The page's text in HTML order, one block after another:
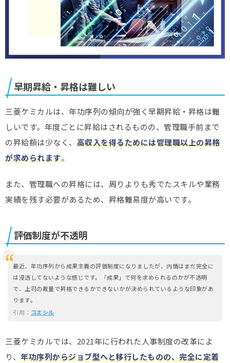
早期昇給・昇格は難しい
三菱ケミカルは、年功序列の傾向が強く早期昇給・昇格は難
しいです。年度ごとに昇給はされるものの、管理職手前まで
の昇給額は少なく、 高収入を得るためには管理職以上の昇格
が求められます。
また、管理職への昇格には、周りよりも秀でたスキルや業務
実績を残す必要があるため、昇格難易度が高いです。
評価制度が不透明
最近、年功序列から成果主義の評価制度になりましたが、内情はまだ完全に
は浸透してないような感じです。「成果」で何を求められるのかが不透明
で、上司の裁量で昇格できるかできないかが決められているような印象があ
ります。
引用： コエシル
三菱ケミカルでは、2021年に行われた人事制度の改革によ
り、 年功序列からジョブ型へと移行したものの、完全に定着